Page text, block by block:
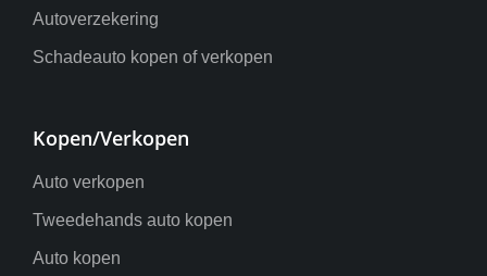
Autoverzekering
Schadeauto kopen of verkopen
Kopen/Verkopen
Auto verkopen
Tweedehands auto kopen
Auto kopen